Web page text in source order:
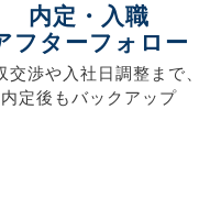
内定・入職
フターフォロー
交渉や入社日調整まで、
内定後もバックアップ